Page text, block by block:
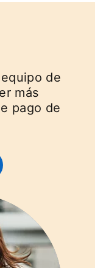
de
más
pago de